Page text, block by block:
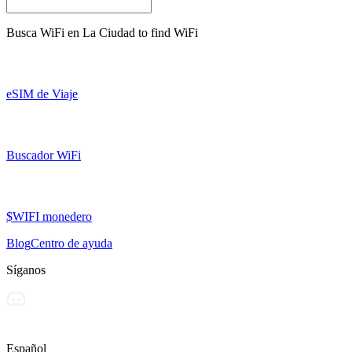
Busca WiFi en La Ciudad to find WiFi
eSIM de Viaje
Buscador WiFi
$WIFI monedero
BlogCentro de ayuda
Síganos
Español